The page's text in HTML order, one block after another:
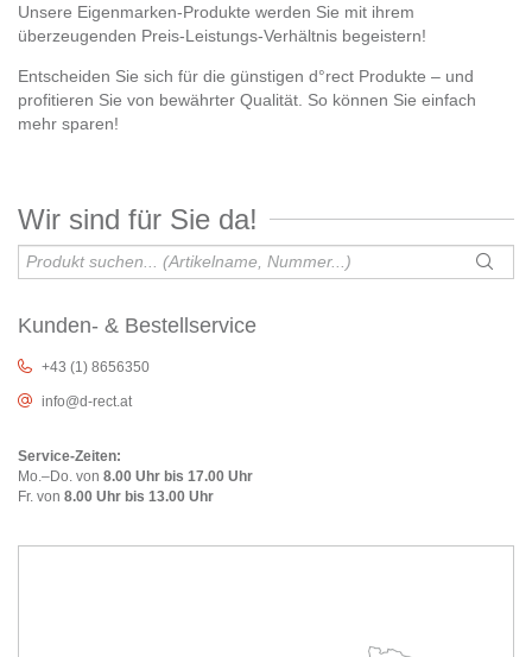
Unsere Eigenmarken-Produkte werden Sie mit ihrem
überzeugenden Preis-Leistungs-Verhältnis begeistern!
Entscheiden Sie sich für die günstigen d°rect Produkte – und
profitieren Sie von bewährter Qualität. So können Sie einfach
mehr sparen!
Wir sind für Sie da!
Kunden- & Bestellservice
+43 (1) 8656350
info@d-rect.at
Service-Zeiten:
Mo.–Do. von 8.00 Uhr bis 17.00 Uhr
Fr. von 8.00 Uhr bis 13.00 Uhr